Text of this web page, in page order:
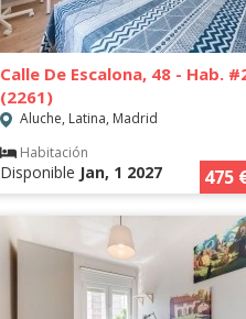
Calle De Escalona, 48 - Hab.
(2261)
Aluche, Latina, Madrid
Habitación
Disponible Jan, 1 2027 475